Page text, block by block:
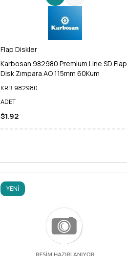
Flap Diskler
Karbosan 982980 Premium Line SD Flap
Disk Zımpara AO 115mm 60Kum
KRB.982980
ADET
$1.92
YENI